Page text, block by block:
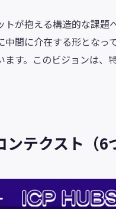
が抱える構造的な課
間に介在する形とな
す。このビジョンは
テクスト（6